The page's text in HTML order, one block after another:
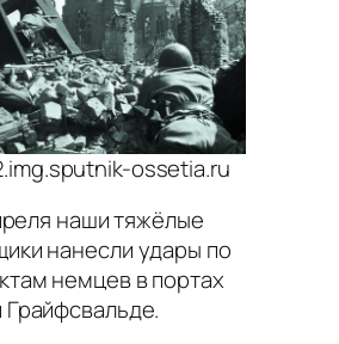
ossetia.ru
наши тяжёлые
нанесли удары по
немцев в портах